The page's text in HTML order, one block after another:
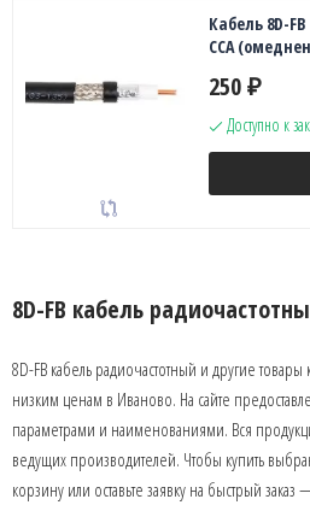
Кабель 8D-
CCA
250 ₽
Доступно к
8D-FB кабель
8D-FB кабель радиочастотный и другие
низким ценам в Иваново. На сайте
параметрами и наименованиями. Вся
ведущих производителей. Чтобы купить
корзину или оставьте заявку на быстрый